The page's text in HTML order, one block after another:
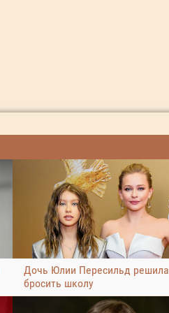
Дочь Юлии Пересильд решила
бросить школу